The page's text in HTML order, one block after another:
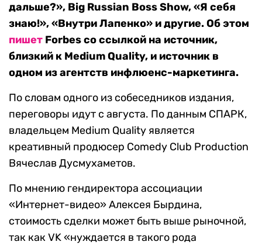
дальше?», Big Russian Boss Show, «Я себя
знаю!», «Внутри Лапенко» и другие. Об этом
пишет Forbes со ссылкой на источник,
близкий к Medium Quality, и источник в
одном из агентств инфлюенс-маркетинга.
По словам одного из собеседников издания,
переговоры идут с августа. По данным СПАРК,
владельцем Medium Quality является
креативный продюсер Comedy Club Production
Вячеслав Дусмухаметов.
По мнению гендиректора ассоциации
«Интернет-видео» Алексея Бырдина,
стоимость сделки может быть выше рыночной,
так как VK «нуждается в такого рода